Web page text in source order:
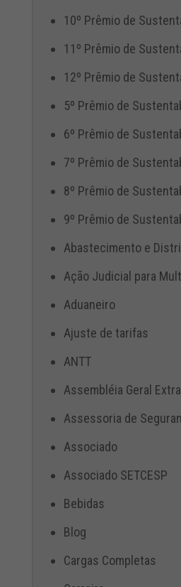
10º Prêmio de
11º Prêmio de
12º Prêmio de
5º Prêmio de
6º Prêmio de
7º Prêmio de
8º Prêmio de
9º Prêmio de
Abastecimento e
Ação Judicial para
Aduaneiro
Ajuste de tarifas
ANTT
Assembléia Geral
Assessoria de
Associado
Associado SETCESP
Bebidas
Blog
Cargas Completas